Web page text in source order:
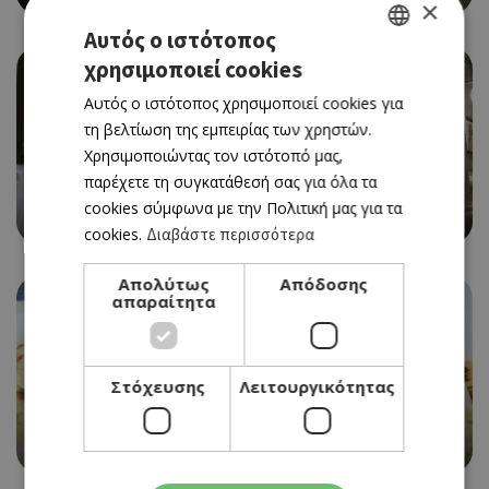
ETHNIC - ΚΙΝΑ
BAMBOO
ENGLISH
×
Αυτός ο ιστότοπος
χρησιμοποιεί cookies
Αυτός ο ιστότοπος χρησιμοποιεί cookies για
τη βελτίωση της εμπειρίας των χρηστών.
Χρησιμοποιώντας τον ιστότοπό μας,
παρέχετε τη συγκατάθεσή σας για όλα τα
cookies σύμφωνα με την Πολιτική μας για τα
cookies. Διαβάστε περισσότερα
Απολύτως
απαραίτητα
Απόδοσης
Στόχευσης Λειτουργικότητας